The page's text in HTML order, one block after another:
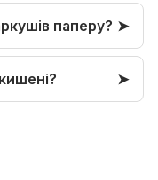
паперу?